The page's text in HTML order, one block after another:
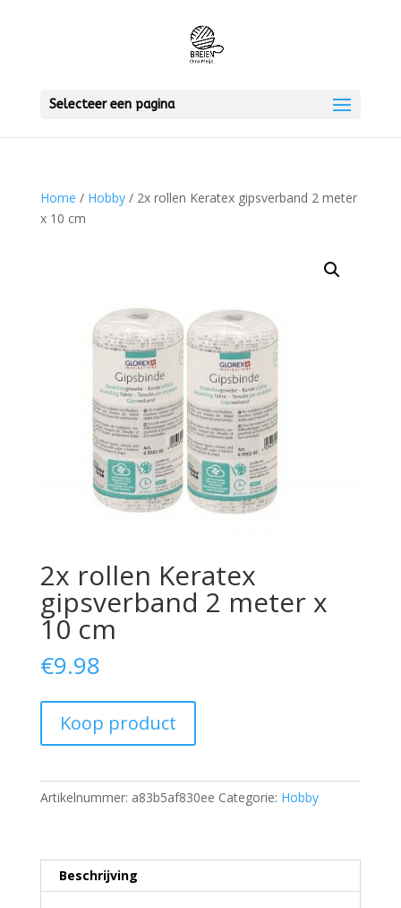
Selecteer een pagina
Home / Hobby/ 2x rollen Keratex gipsverband 2 meter
x 10 cm
2x rollen Keratex
gipsverband 2 meter x
10 cm
€9.98
Koop product
Artikelnummer: a83b5af830ee Categorie: Hobby
Beschrijving